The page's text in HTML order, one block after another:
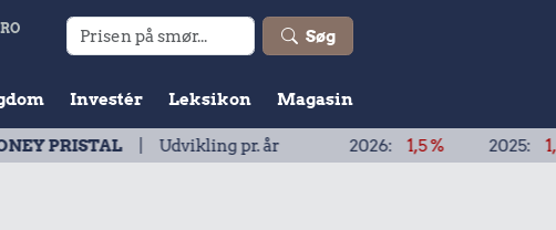
Søg
Investér Leksikon Magasin
| Udvikling pr. år2026: 2025: 1,9 %